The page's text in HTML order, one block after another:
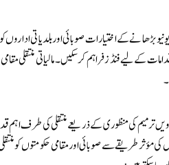
بڑھانے کے اختیارات صوبائی اور بلدیاتی
کے لیے فنڈز فراہم کر سکیں۔ مالیاتی منتقلی
پاکستان نے خاص طور پر 2010 میں آئین میں 18ویں ترمیم کی منظوری کے ذریعے
طریقے سے صوبائی اور مقامی حکومتوں کو منتقلی